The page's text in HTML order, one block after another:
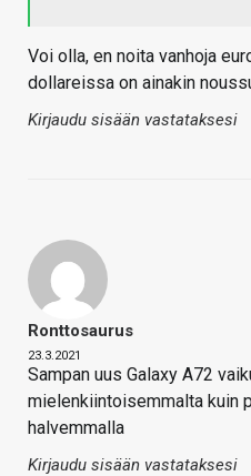
Voi olla, en noita vanhoja
dollareissa on ainakin
Kirjaudu sisään vastataksesi
Ronttosaurus
23.3.2021
Sampan uus Galaxy A72
mielenkiintoisemmalta kuin
halvemmalla
Kirjaudu sisään vastataksesi